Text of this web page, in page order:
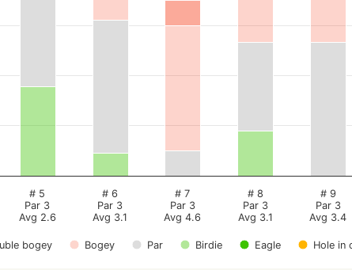
bogey Bogey Par Birdie Eagle Hole in
# 5
Par 3
Avg 2.6
# 6
Par 3
Avg 3.1
# 7
Par 3
Avg 4.6
# 8
Par 3
Avg 3.1
# 9
Par 3
Avg 3.4